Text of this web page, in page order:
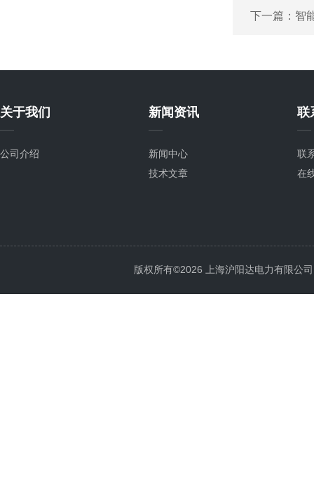
下一篇： 智
关于我们
公司介绍
新闻资讯
新闻中心
技术文章
联
联
在
版权所有©2026 上海沪阳达电力有限公